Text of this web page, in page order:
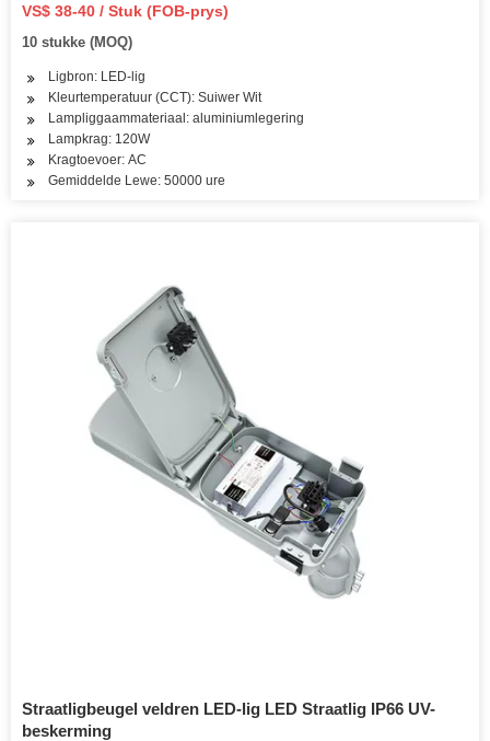
VS$ 38-40 / Stuk (FOB-prys)
10 stukke (MOQ)
Ligbron: LED-lig
Kleurtemperatuur (CCT): Suiwer Wit
Lampliggaammateriaal: aluminiumlegering
Lampkrag: 120W
Kragtoevoer: AC
Gemiddelde Lewe: 50000 ure
Straatligbeugel veldren LED-lig LED Straatlig IP66 UV-
beskerming